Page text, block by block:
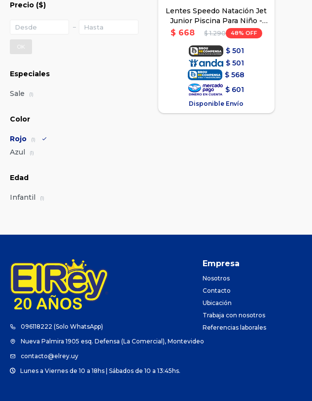
Lentes Speedo Natación Jet
Junior Piscina Para Niño -
Rojo
$ 668 $ 1.290 48
$ 501
$ 501
$ 568
$ 601
Disponible Envío
Precio ($)
OK
Especiales
Sale (1)
Color
Rojo (1)
Azul (1)
Edad
Infantil (1)
096118222 (Solo WhatsApp)
Nueva Palmira 1905 esq. Defensa (La Comercial), Montevideo
contacto@elrey.uy
Lunes a Viernes de 10 a 18hs | Sábados de 10 a 13:45hs.
Empresa
Nosotros
Contacto
Ubicación
Trabaja con nosotros
Referencias laborales